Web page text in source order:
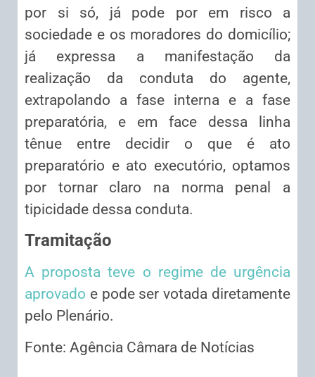
por si só, já pode por em risco a
sociedade e os moradores do domicílio;
já expressa a manifestação da
realização da conduta do agente,
extrapolando a fase interna e a fase
preparatória, e em face dessa linha
tênue entre decidir o que é ato
preparatório e ato executório, optamos
por tornar claro na norma penal a
tipicidade dessa conduta.
Tramitação
A proposta teve o regime de urgência
aprovado e pode ser votada diretamente
pelo Plenário.
Fonte: Agência Câmara de Notícias